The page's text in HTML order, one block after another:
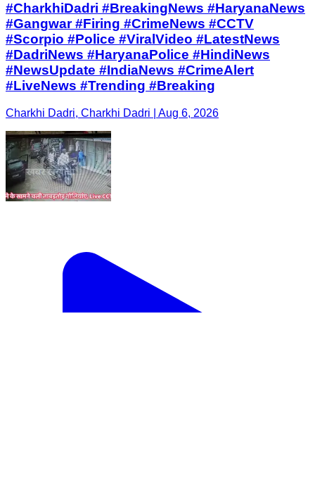
#CharkhiDadri #BreakingNews #HaryanaNews
#Gangwar #Firing #CrimeNews #CCTV
#Scorpio #Police #ViralVideo #LatestNews
#DadriNews #HaryanaPolice #HindiNews
#NewsUpdate #IndiaNews #CrimeAlert
#LiveNews #Trending #Breaking
Charkhi Dadri, Charkhi Dadri | Aug 6, 2026